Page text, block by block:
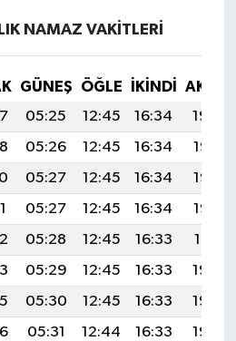
NAMAZ VAKITLERI
GÜNEŞ ÖĞLE İKINDI
05:25 12:45 16:34
19:54
05:26 12:45 16:34
19:53
05:27 12:45 16:34
19:53
05:27 12:45 16:34
19:52
05:28 12:45 16:33
19:51
05:29 12:45 16:33
19:50
05:30 12:45 16:33
19:49
05:31 12:44 16:33
19:48